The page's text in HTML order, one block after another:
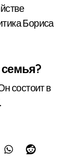
Бориса
состоит в